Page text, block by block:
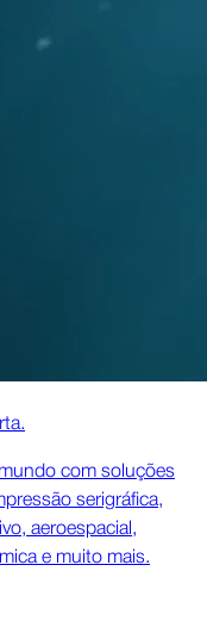
com soluções
serigráfica,
aeroespacial,
e muito mais.